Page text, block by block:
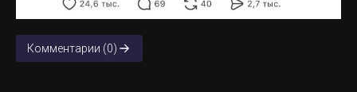
Комментарии (0)